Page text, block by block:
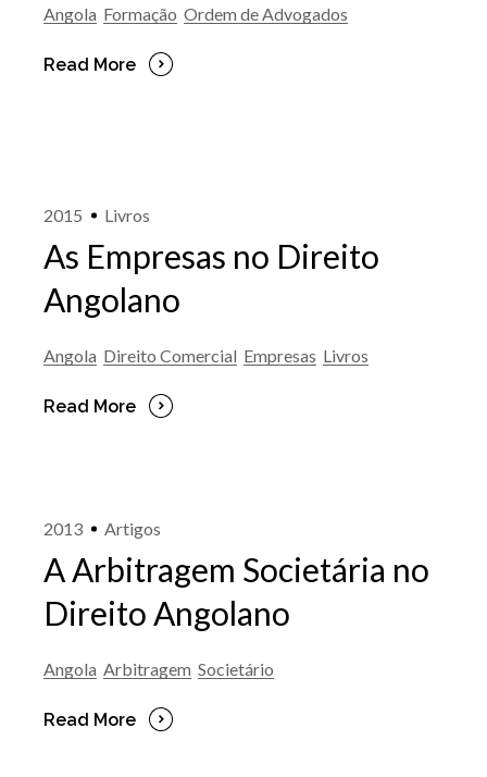
Angola Formação Ordem de Advogados
Read More
2015 Livros
As Empresas no Direito
Angolano
Angola Direito Comercial Empresas Livros
Read More
2013 Artigos
A Arbitragem Societária no
Direito Angolano
Angola Arbitragem Societário
Read More